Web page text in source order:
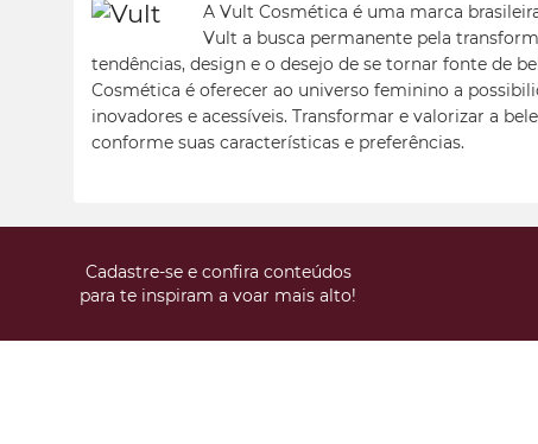
A Vult Cosmética é uma marca
Vult a busca permanente pela
tendências, design e o desejo de se tornar fonte de
Cosmética é oferecer ao universo feminino a
inovadores e acessíveis. Transformar e valorizar a
conforme suas características e preferências.
Cadastre-se e confira conteúdos
para te inspiram a voar mais alto!